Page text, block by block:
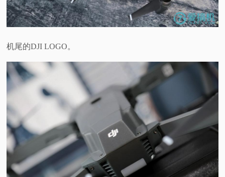
机尾的DJI LOGO。